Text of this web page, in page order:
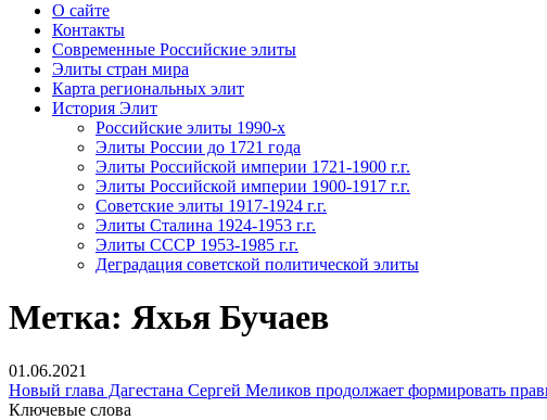
О сайте
Контакты
Современные Российские элиты
Элиты стран мира
Картa региональных элит
История Элит
Российские элиты 1990-х
Элиты России до 1721 года
Элиты Российской империи 1721-1900 г.г.
Элиты Российской империи 1900-1917 г.г.
Советские элиты 1917-1924 г.г.
Элиты Сталина 1924-1953 г.г.
Элиты СССР 1953-1985 г.г.
Деградация советской политической элиты
Метка: Яхья Бучаев
01.06.2021
Новый глава Дагестана Сергей Меликов продолжает формировать
Ключевые слова